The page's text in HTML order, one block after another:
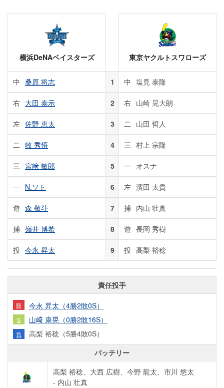
横浜DeNAベイスターズ 東京ヤクルトスワローズ
中 桑原 将志 1 中 塩見 泰隆
右 大田 泰示 2 右 山崎 晃大朗
左 佐野 恵太 3 二 山田 哲人
二 牧 秀悟 4 三 村上 宗隆
三 宮﨑 敏郎 5 一 オスナ
一 N.ソト 6 左 濱田 太貴
遊 森 敬斗 7 捕 内山 壮真
捕 嶺井 博希 8 遊 長岡 秀樹
投 今永 昇太 9 投 高梨 裕稔
責任投手
勝 今永 昇太（4勝2敗0S）
S 山﨑 康晃（0勝2敗16S）
負
高梨 裕稔（5勝4敗0S）
バッテリー
高梨 裕稔、大西 広樹、今野 龍太、市川 悠太
- 内山 壮真